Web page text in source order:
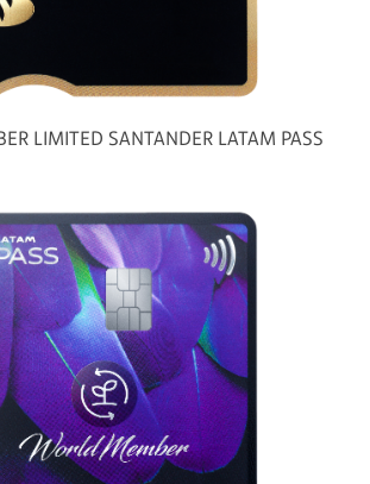
LIMITED SANTANDER LATAM PASS